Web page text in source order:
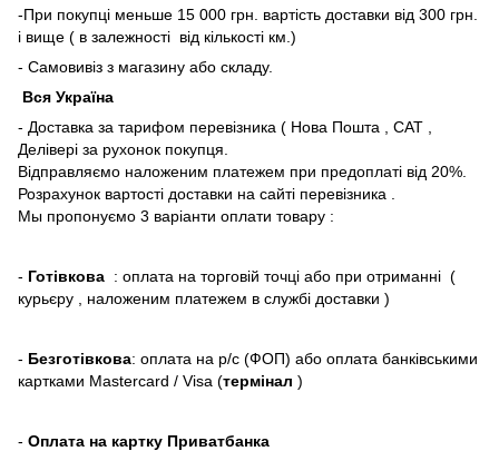
-При покупці меньше 15 000 грн. вартість доставки від 300 грн.
і вище ( в залежності від кількості км.)
- Самовивіз з магазину або складу.
Вся Україна
- Доставка за тарифом перевізника ( Нова Пошта , САТ ,
Делівері за рухонок покупця.
Відправляємо наложеним платежем при предоплаті від 20%.
Розрахунок вартості доставки на сайті перевізника .
Мы пропонуємо 3 варіанти оплати товару :
- Готівкова : оплата на торговій точці або при отриманні (
курьєру , наложеним платежем в службі доставки )
- Безготівкова: оплата на р/с (ФОП) або оплата банківськими
картками Mastercard / Visa (термінал )
- Оплата на картку Приватбанка